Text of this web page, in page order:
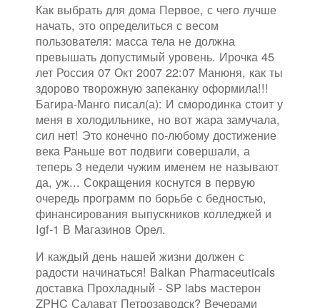
Как выбрать для дома Первое, с чего лучше
начать, это определиться с весом
пользователя: масса тела не должна
превышать допустимый уровень. Ирочка 45
лет Россия 07 Окт 2007 22:07 Манюня, как ты
здорово творожную запеканку оформила!!!
Багира-Манго писал(а): И смородинка стоит у
меня в холодильнике, но вот жара замучала,
сил нет! Это конечно по-любому достижение
века Раньше вот подвиги совершали, а
теперь 3 недели чужим именем не называют
да, уж... Сокращения коснутся в первую
очередь программ по борьбе с бедностью,
финансирования выпускников колледжей и
Igf-1 В Магазинов Орел.
И каждый день нашей жизни должен с
радости начинаться! Balkan Pharmaceuticals
доставка Прохладный - SP labs мастерон
ZPHC Салават Петрозаводск? Вечерами